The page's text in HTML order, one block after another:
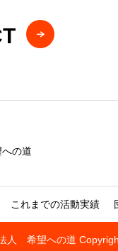
の道
これまでの活動実績
人 希望への道